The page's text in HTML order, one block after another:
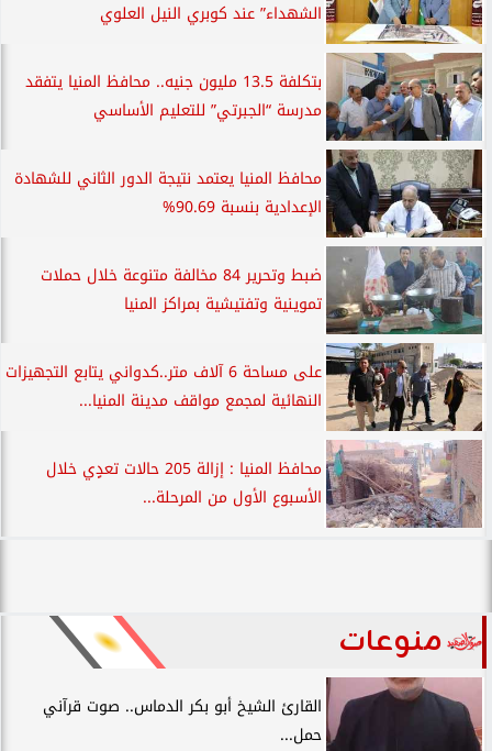
الشهداء” عند كوبري النيل العلوي
بتكلفة 13.5 مليون جنيه.. محافظ المنيا يتفقد
مدرسة “الجبرتي” للتعليم الأساسي
محافظ المنيا يعتمد نتيجة الدور الثاني للشهادة
الإعدادية بنسبة 90.69%
ضبط وتحرير 84 مخالفة متنوعة خلال حملات
تموينية وتفتيشية بمراكز المنيا
على مساحة 6 آلاف متر..كدواني يتابع التجهيزات
النهائية لمجمع مواقف مدينة المنيا...
محافظ المنيا : إزالة 205 حالات تعدٍي خلال
الأسبوع الأول من المرحلة...
منوعات
القارئ الشيخ أبو بكر الدماس.. صوت قرآني
حمل...